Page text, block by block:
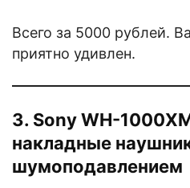
Всего за 5000 рублей.
приятно удивлен.
3. Sony WH-
накладные
шумоподавлением